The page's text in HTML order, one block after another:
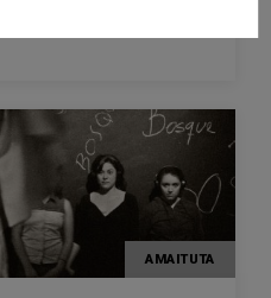
AMAITUTA